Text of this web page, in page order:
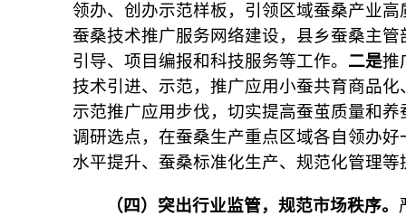
领办、创办示范样板，引领区域蚕桑产业高
蚕桑技术推广服务网络建设，县乡蚕桑主
引导、项目编报和科技服务等工作。 二是推
技术引进、示范，推广应用小蚕共育商品
示范推广应用步伐，切实提高蚕茧质量和养
调研选点，在蚕桑生产重点区域各自领办
水平提升、蚕桑标准化生产、规范化管理
（四）突出行业监管，规范市场秩序。